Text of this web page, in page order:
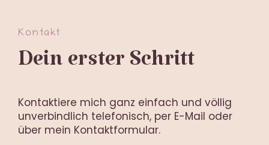
Kontakt
Dein erster Schritt
Kontaktiere mich ganz einfach und völlig
unverbindlich telefonisch, per E-Mail oder
über mein Kontaktformular.